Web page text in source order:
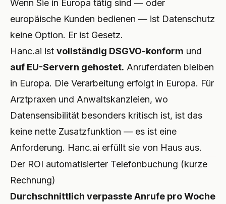
Wenn Sie in Europa tätig sind — oder
europäische Kunden bedienen — ist Datenschutz
keine Option. Er ist Gesetz.
Hanc.ai ist vollständig DSGVO-konform und
auf EU-Servern gehostet. Anruferdaten bleiben
in Europa. Die Verarbeitung erfolgt in Europa. Für
Arztpraxen und Anwaltskanzleien, wo
Datensensibilität besonders kritisch ist, ist das
keine nette Zusatzfunktion — es ist eine
Anforderung. Hanc.ai erfüllt sie von Haus aus.
Der ROI automatisierter Telefonbuchung (kurze
Rechnung)
Durchschnittlich verpasste Anrufe pro Woche